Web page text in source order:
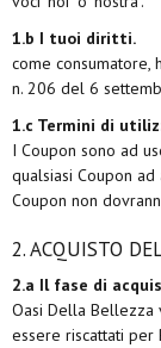
1.b I tuoi diritti.
come consumatore,
n. 206 del 6
1.c Termini di
I Coupon sono ad
qualsiasi Coupon
Coupon non
2. ACQUISTO
2.a Il fase di
Oasi Della Bellezza
essere riscattati per